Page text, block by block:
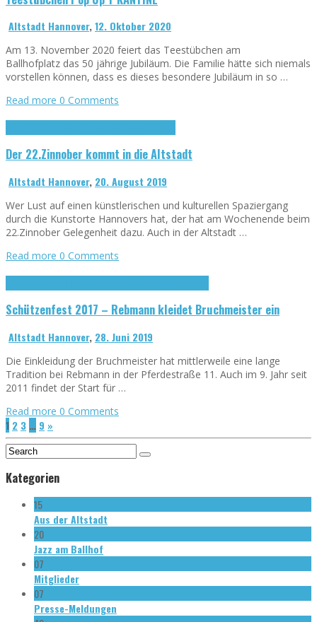
Altstadt Hannover,12. Oktober 2020
Am 13. November 2020 feiert das Teestübchen am
Ballhofplatz das 50 jährige Jubiläum. Die Familie hätte sich niemals
vorstellen können, dass es dieses besondere Jubiläum in so …
Read more 0 Comments
Der 22.Zinnober kommt in die Altstadt
Altstadt Hannover, 20. August 2019
Wer Lust auf einen künstlerischen und kulturellen Spaziergang
durch die Kunstorte Hannovers hat, der hat am Wochenende beim
22.Zinnober Gelegenheit dazu. Auch in der Altstadt …
Read more 0 Comments
Schützenfest 2017 – Rebmann kleidet Bruchmeister ein
Altstadt Hannover, 28. Juni 2019
Die Einkleidung der Bruchmeister hat mittlerweile eine lange
Tradition bei Rebmann in der Pferdestraße 11. Auch im 9. Jahr seit
2011 findet der Start für …
Read more 0 Comments
1 2 3 … 9 »
Kategorien
15
Aus der Altstadt
20
Jazz am Ballhof
07
Mitglieder
07
Presse-Meldungen